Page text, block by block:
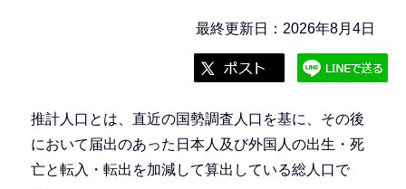
最終更新日：2026年8月4日
推計人口とは、直近の国勢調査人口を基に、その後
において届出のあった日本人及び外国人の出生・死
亡と転入・転出を加減して算出している総人口で